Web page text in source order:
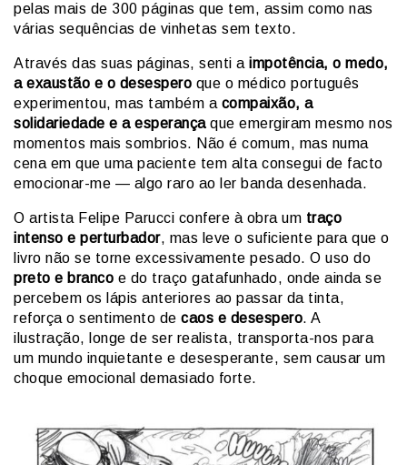
pelas mais de 300 páginas que tem, assim como nas
várias sequências de vinhetas sem texto.
Através das suas páginas, senti a impotência, o medo,
a exaustão e o desespero que o médico português
experimentou, mas também a compaixão, a
solidariedade e a esperançaque emergiram mesmo nos
momentos mais sombrios. Não é comum, mas numa
cena em que uma paciente tem alta consegui de facto
emocionar-me — algo raro ao ler banda desenhada.
O artista Felipe Parucci confere à obra um traço
intenso e perturbador, mas leve o suficiente para que o
livro não se torne excessivamente pesado. O uso do
preto e branco e do traço gatafunhado, onde ainda se
percebem os lápis anteriores ao passar da tinta,
reforça o sentimento de caos e desespero. A
ilustração, longe de ser realista, transporta-nos para
um mundo inquietante e desesperante, sem causar um
choque emocional demasiado forte.